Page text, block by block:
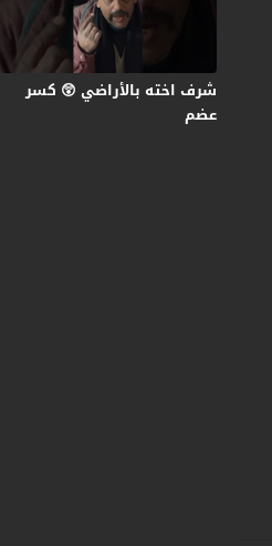
شرف اخته بالأراضي 😲 كسر
عضم